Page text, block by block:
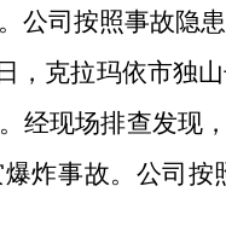
公司按照事故隐
日，克拉玛依市独
。经现场排查发现
炸事故。公司